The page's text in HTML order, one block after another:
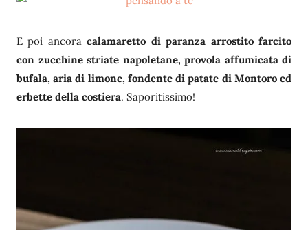
E poi ancoracalamaretto di paranza arrostito farcito
con zucchine striate napoletane, provola affumicata di
bufala, aria di limone, fondente di patate di Montoro ed
erbette della costiera. Saporitissimo!